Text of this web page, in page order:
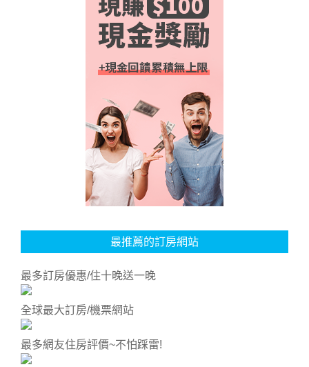
最推薦的訂房網站
最多訂房優惠/住十晚送一晚
全球最大訂房/機票網站
最多網友住房評價~不怕踩雷!